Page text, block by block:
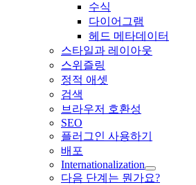
수식
다이어그램
헤드 메타데이터
스타일과 레이아웃
스위즐링
정적 애셋
검색
브라우저 호환성
SEO
플러그인 사용하기
배포
Internationalization
다음 단계는 뭔가요?